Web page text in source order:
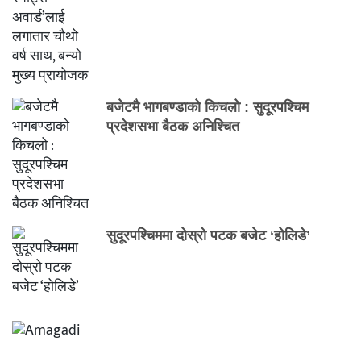
बजेटमै भागबण्डाको किचलो : सुदूरपश्चिम
प्रदेशसभा बैठक अनिश्चित
सुदूरपश्चिममा दोस्रो पटक बजेट ‘होलिडे’